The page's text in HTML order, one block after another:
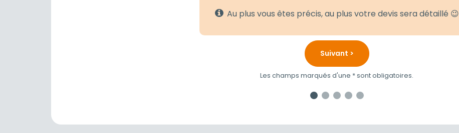
Au plus vous êtes précis, au plus votre devis sera détaillé 😉
Suivant >
Les champs marqués d'une * sont obligatoires.